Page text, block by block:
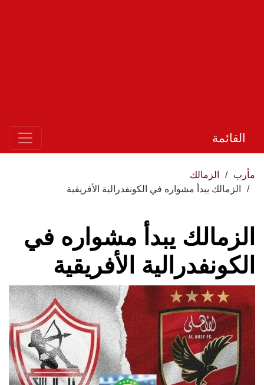
القائمة
مأرب
الزمالك
الزمالك يبدأ مشواره في الكونفدرالية الأفريقية
الزمالك يبدأ مشواره في
الكونفدرالية الأفريقية